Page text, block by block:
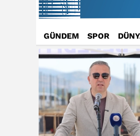
GÜNDEM SPOR